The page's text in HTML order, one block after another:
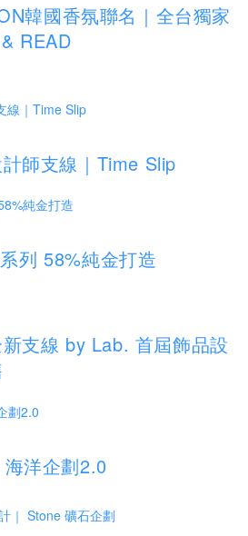
韓國香氛聯名｜全台獨家
READ
師支線｜Time Slip
列 58%純金打造
支線 by Lab. 首屆飾品設
洋企劃2.0